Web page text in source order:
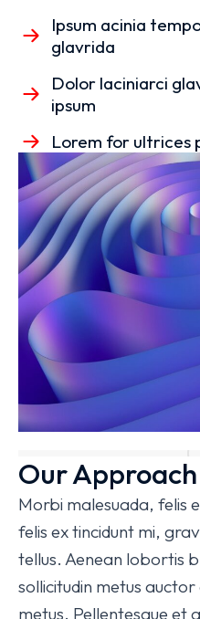
Ipsum acinia
glavrida
Dolor laciniarci
ipsum
Lorem for ultrices
Our Approach
Morbi malesuada, felis
felis ex tincidunt mi,
tellus. Aenean lobortis
sollicitudin metus
metus. Pellentesque et